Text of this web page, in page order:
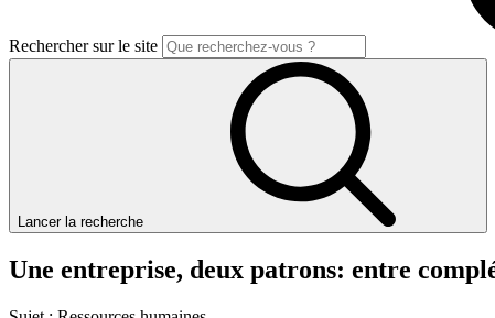
Rechercher sur le site
Lancer la recherche
Une entreprise, deux patrons: entre